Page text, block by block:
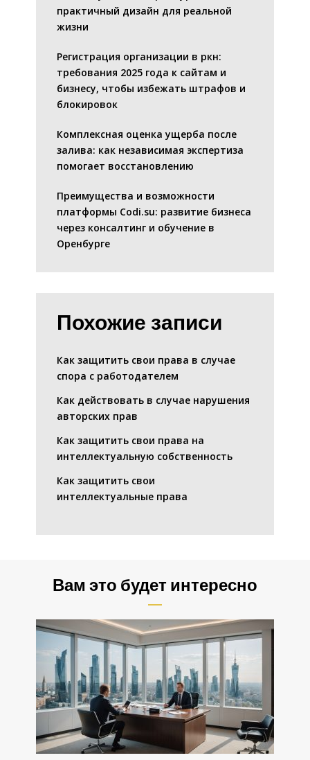
практичный дизайн для реальной
жизни
Регистрация организации в ркн:
требования 2025 года к сайтам и
бизнесу, чтобы избежать штрафов и
блокировок
Комплексная оценка ущерба после
залива: как независимая экспертиза
помогает восстановлению
Преимущества и возможности
платформы Codi.su: развитие бизнеса
через консалтинг и обучение в
Оренбурге
Похожие записи
Как защитить свои права в случае
спора с работодателем
Как действовать в случае нарушения
авторских прав
Как защитить свои права на
интеллектуальную собственность
Как защитить свои
интеллектуальные права
Вам это будет интересно